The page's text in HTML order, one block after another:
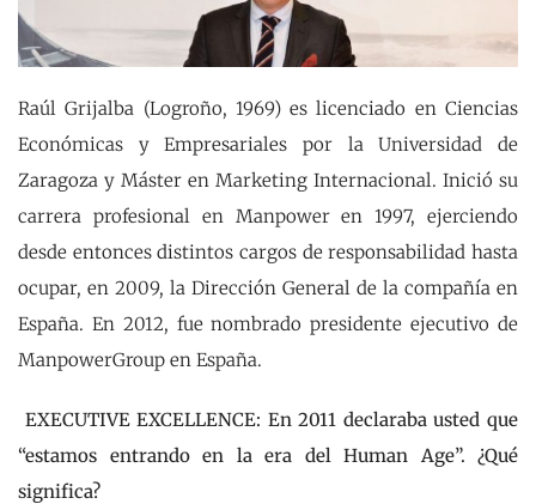
Raúl Grijalba (Logroño, 1969) es licenciado en Ciencias
Económicas y Empresariales por la Universidad de
Zaragoza y Máster en Marketing Internacional. Inició su
carrera profesional en Manpower en 1997, ejerciendo
desde entonces distintos cargos de responsabilidad hasta
ocupar, en 2009, la Dirección General de la compañía en
España. En 2012, fue nombrado presidente ejecutivo de
ManpowerGroup en España.
EXECUTIVE EXCELLENCE: En 2011 declaraba usted que
“estamos entrando en la era del Human Age”. ¿Qué
significa?